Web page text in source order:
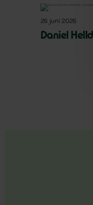
26 juni 2026
Daniel